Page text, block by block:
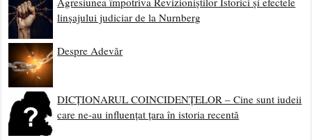
linșajului judiciar de la Nurnberg
Despre Adevăr
DICȚIONARUL COINCIDENȚELOR – Cine sunt iudeii
care ne-au influențat țara în istoria recentă